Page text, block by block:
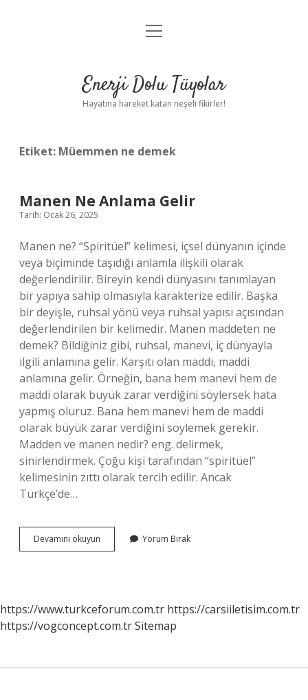
Anasayfa
Yasal Uyarı
menüyü
Enerji Dolu Tüyolar
Hayatına hareket katan neşeli fikirler!
Etiket: Müemmen ne demek
Manen Ne Anlama Gelir
Tarih: Ocak 26, 2025
Manen ne? “Spiritüel” kelimesi, içsel dünyanın içinde
veya biçiminde taşıdığı anlamla ilişkili olarak
değerlendirilir. Bireyin kendi dünyasını tanımlayan
bir yapıya sahip olmasıyla karakterize edilir. Başka
bir deyişle, ruhsal yönü veya ruhsal yapısı açısından
değerlendirilen bir kelimedir. Manen maddeten ne
demek? Bildiğiniz gibi, ruhsal, manevi, iç dünyayla
ilgili anlamına gelir. Karşıtı olan maddi, maddi
anlamına gelir. Örneğin, bana hem manevi hem de
maddi olarak büyük zarar verdiğini söylersek hata
yapmış oluruz. Bana hem manevi hem de maddi
olarak büyük zarar verdiğini söylemek gerekir.
Madden ve manen nedir? eng. delirmek,
sinirlendirmek. Çoğu kişi tarafından “spiritüel”
kelimesinin zıttı olarak tercih edilir. Ancak
Türkçe’de…
Devamını okuyun
Ne
Yorum Bırak
https://www.turkceforum.com.tr https://carsiiletisim.com.tr
https://vogconcept.com.trSitemap